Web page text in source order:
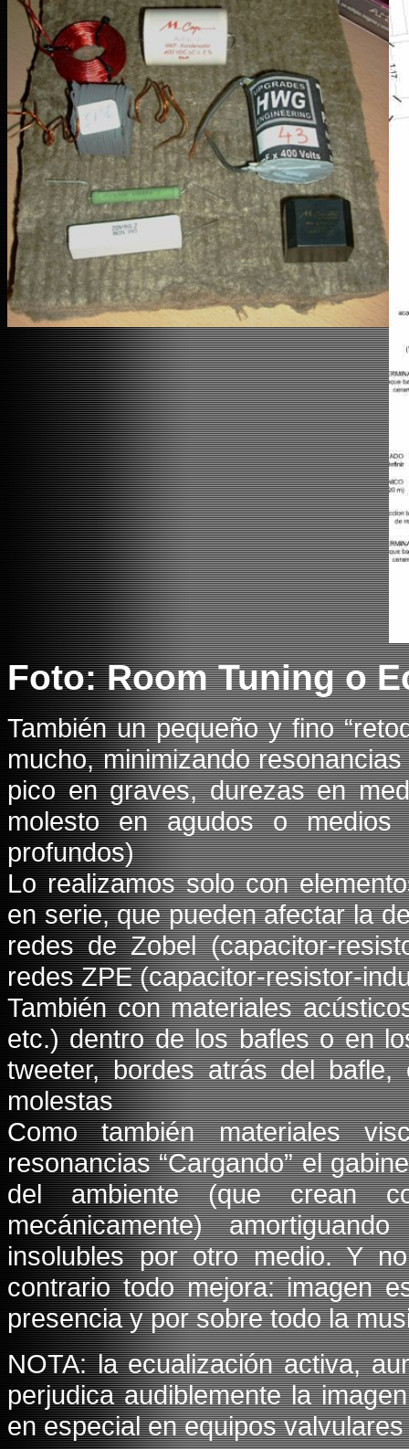
Foto: Room Tuning o
También un pequeño y fino
mucho, minimizando
pico en graves, durezas en
molesto en agudos o
profundos)
Lo realizamos solo con
en serie, que pueden afectar la
redes de Zobel (capacitor-
redes ZPE (capacitor-resistor-
También con materiales
etc.) dentro de los bafles o en
tweeter, bordes atrás del bafle,
molestas
Como también materiales
resonancias “Cargando” el
del ambiente (que crean
mecánicamente)
insolubles por otro medio. Y
contrario todo mejora: imagen
presencia y por sobre todo la
NOTA: la ecualización activa,
perjudica audiblemente la
en especial en equipos valvulares